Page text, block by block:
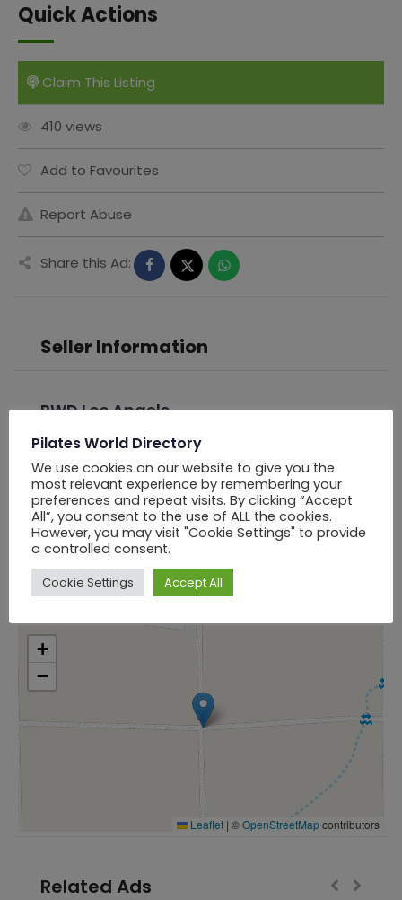
Quick Actions
Claim This Listing
410 views
Add to Favourites
Report Abuse
Share this Ad:
Seller Information
PWD Los Angels
Chat
Location
+
−
Leaflet | ©OpenStreetMapcontributors
Related Ads
Pilates World Directory
We use cookies on our website to give you the
most relevant experience by remembering your
preferences and repeat visits. By clicking “Accept
All”, you consent to the use of ALL the cookies.
However, you may visit "Cookie Settings" to provide
a controlled consent.
Cookie Settings Accept All